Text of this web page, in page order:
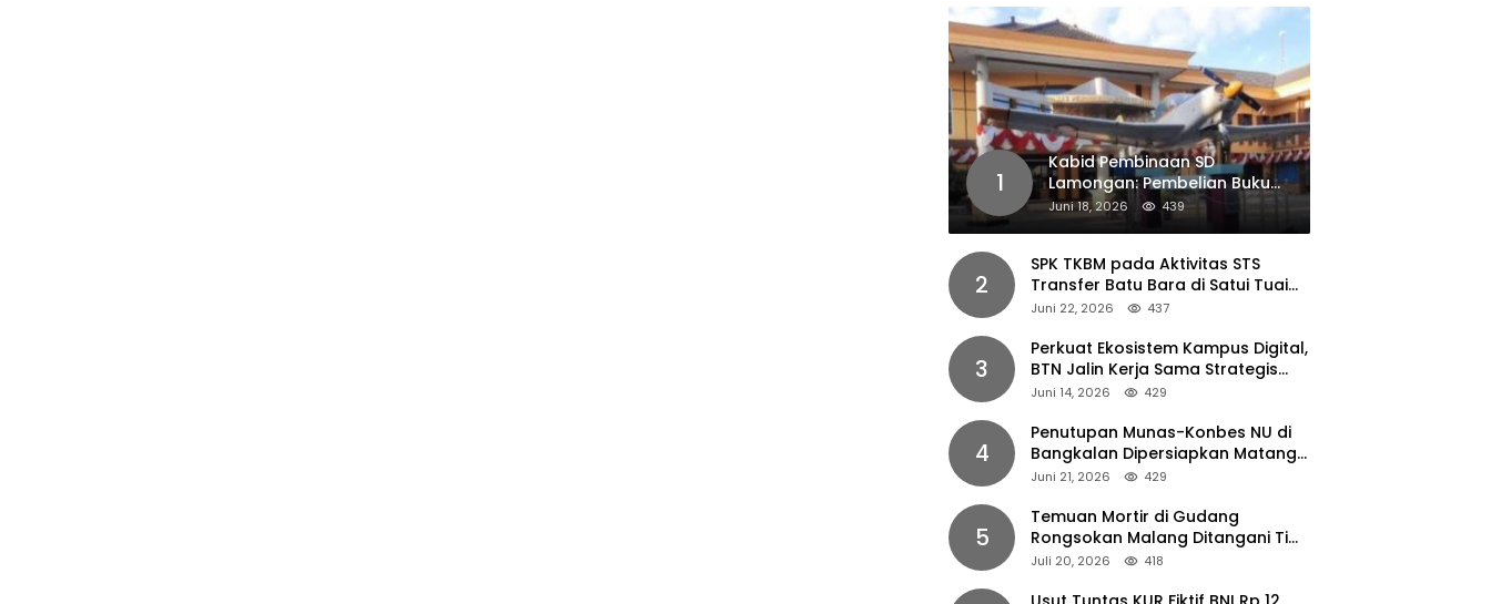
1
Kabid Pembinaan SD
Lamongan: Pembelian Buku
Pendamping Tidak Boleh
Dipaksakan
Juni 18, 2026 439
2
SPK TKBM pada Aktivitas STS
Transfer Batu Bara di Satui Tuai
Sorotan
Juni 22, 2026 437
3
Perkuat Ekosistem Kampus Digital,
BTN Jalin Kerja Sama Strategis
dengan UNAIR
Juni 14, 2026 429
4
Penutupan Munas-Konbes NU di
Bangkalan Dipersiapkan Matang,
Gus Ipul Turun Tangan
Juni 21, 2026 429
5
Temuan Mortir di Gudang
Rongsokan Malang Ditangani Tim
Gegana Polda Jatim
Juli 20, 2026 418